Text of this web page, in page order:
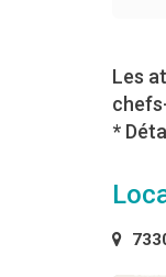
Les
*